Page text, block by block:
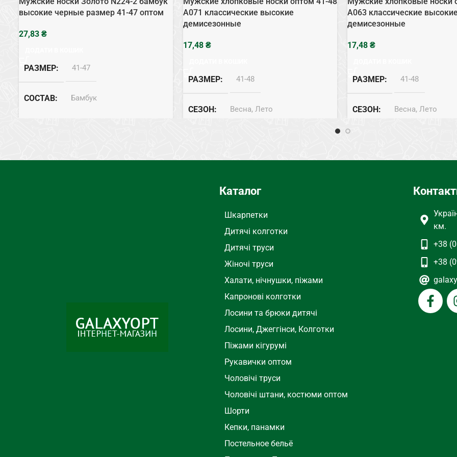
высокие черные размер 41-47 оптом
₴
РАЗМЕР 41-47
СОСТАВ Бамбук
ЦВЕТ Черный
А071 классические высокие
демисезонные
₴
РАЗМЕР 41-48
СЕЗОН Весна, Лето
А063 классические высокие
демисезонные
₴
РАЗМЕР 41-48
СЕЗОН Весна, Лето
Каталог
Шкарпетки
Дитячі колготки
Дитячі труси
Жіночі труси
Халати, нічнушки, піжами
Капронові колготки
Лосини та брюки дитячі
Лосини, Джеггінси, Колготки
Піжами кігурумі
Рукавички оптом
Чоловічі труси
Чоловічі штани, костюми оптом
Шорти
Кепки, панамки
Постельное бельё
км.
+38
+38